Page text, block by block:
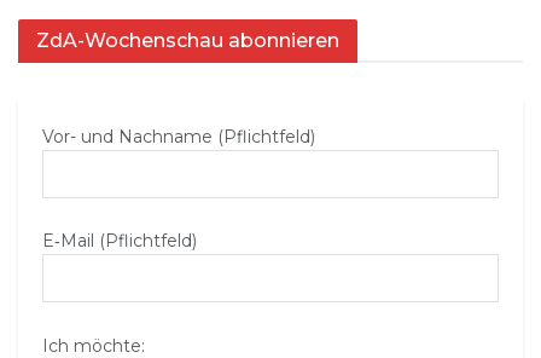
ZdA-Wochenschau abonnieren
Vor- und Nachname (Pflichtfeld)
E‑Mail (Pflichtfeld)
Ich möchte: